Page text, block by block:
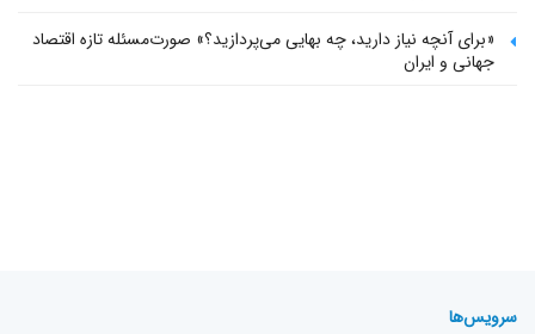
«برای آنچه نیاز دارید، چه بهایی می‌پردازید؟» صورت‌مسئله تازه اقتصاد
جهانی و ایران
سرویس‌ها